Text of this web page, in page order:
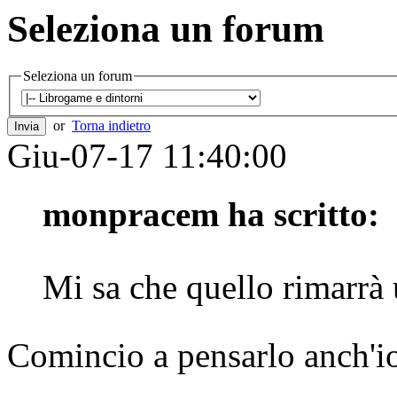
Seleziona un forum
Seleziona un forum
or Torna indietro
Giu-07-17 11:40:00
monpracem ha scritto:
Mi sa che quello
Comincio a pensarlo